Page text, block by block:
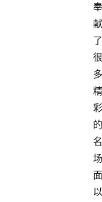
奉
献
了
很
多
精
彩
的
名
场
面
以